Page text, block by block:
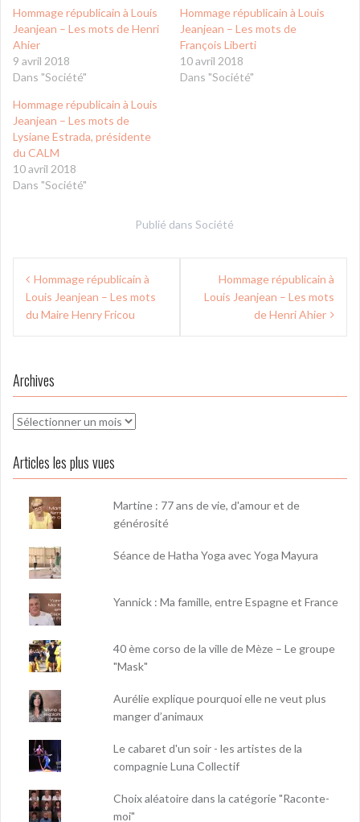
Hommage républicain à Louis
Jeanjean – Les mots de Henri
Ahier
9 avril 2018
Dans "Société"
Hommage républicain à Louis
Jeanjean – Les mots de
François Liberti
10 avril 2018
Dans "Société"
Hommage républicain à Louis
Jeanjean – Les mots de
Lysiane Estrada, présidente
du CALM
10 avril 2018
Dans "Société"
Publié dans Société
Navigation
de
l’article
Hommage républicain à
Louis Jeanjean – Les mots
du Maire Henry Fricou
Hommage républicain à
Louis Jeanjean – Les mots
de Henri Ahier
Archives
Archives
Articles les plus vues
Martine : 77 ans de vie, d'amour et de
générosité
Séance de Hatha Yoga avec Yoga Mayura
Yannick : Ma famille, entre Espagne et France
40 ème corso de la ville de Mèze – Le groupe
"Mask"
Aurélie explique pourquoi elle ne veut plus
manger d’animaux
Le cabaret d'un soir - les artistes de la
compagnie Luna Collectif
Choix aléatoire dans la catégorie "Raconte-
moi"